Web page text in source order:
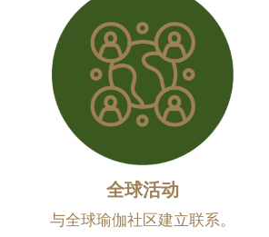
全球活动
与全球瑜伽社区建立联系。